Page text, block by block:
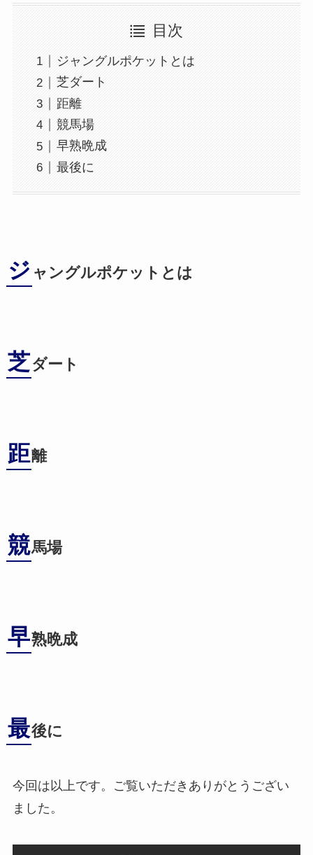
目次
ジャングルポケットとは
芝ダート
距離
競馬場
早熟晩成
最後に
ジ ャングルポケットとは
芝ダート
距離
競馬場
早熟晩成
最後に
今回は以上です。ご覧いただきありがとうござい
ました。